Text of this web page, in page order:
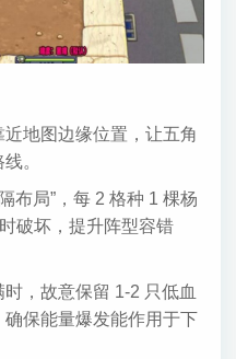
地图边缘位置，让五角
。
布局”，每 2 格种 1 棵杨
破坏，提升阵型容错
，故意保留 1-2 只低血
保能量爆发能作用于下